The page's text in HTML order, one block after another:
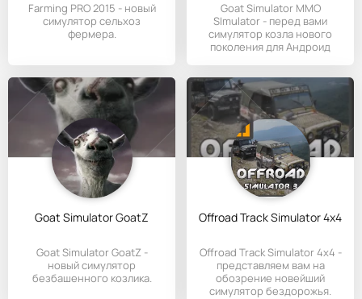
Farming PRO 2015 - новый
симулятор сельхоз
фермера.
Goat Simulator MMO
SImulator - перед вами
симулятор козла нового
поколения для Андроид
Goat Simulator GoatZ
Goat Simulator GoatZ -
новый симулятор
безбашенного козлика.
Offroad Track Simulator 4x4
Offroad Track Simulator 4x4 -
представляем вам на
обозрение новейший
симулятор бездорожья.